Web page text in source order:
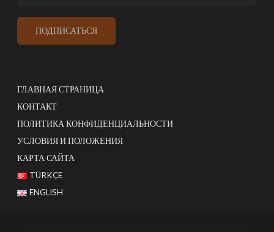
ГЛАВНАЯ СТРАНИЦА
КОНТАКТ
ПОЛИТИКА КОНФИДЕНЦИАЛЬНОСТИ
УСЛОВИЯ И ПОЛОЖЕНИЯ
КАРТА САЙТА
TÜRKÇE
ENGLISH